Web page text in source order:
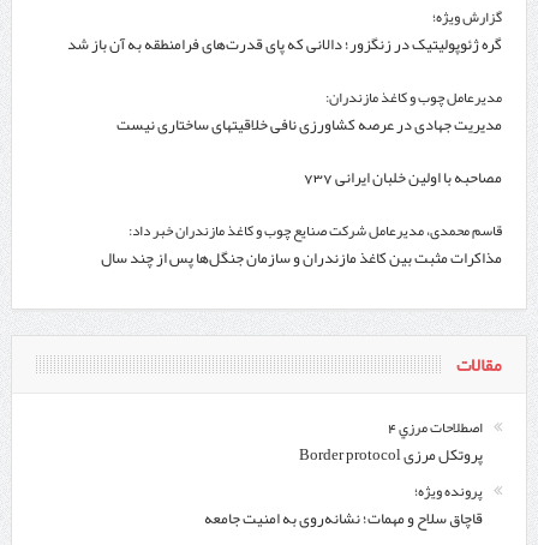
گزارش ویژه؛
گره ژئوپولیتیک در زنگزور؛ دالانی که پای قدرت‌های فرامنطقه به آن باز شد
مدیرعامل چوب و کاغذ مازندران:
مدیریت جهادی در عرصه کشاورزی نافی خلاقیتهای ساختاری نیست
مصاحبه با اولین خلبان ایرانی 737
قاسم محمدی، مدیرعامل شرکت صنایع چوب و کاغذ مازندران خبر داد:
مذاکرات مثبت بین کاغذ مازندران و سازمان جنگل‌ها پس از چند سال
مقالات
اصطلاحات مرزي 4
پروتکل مرزی Border protocol
پرونده ویژه؛
قاچاق سلاح و مهمات؛ نشانه‌روی به امنیت جامعه